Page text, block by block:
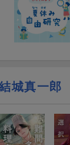
城真一郎